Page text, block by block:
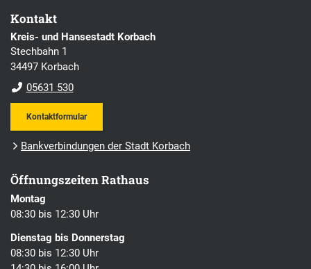
Kontakt
Kreis- und Hansestadt Korbach
Stechbahn 1
34497 Korbach
05631 530
Kontaktformular
Bankverbindungen der Stadt Korbach
Öffnungszeiten Rathaus
Montag
08:30 bis 12:30 Uhr
Dienstag bis Donnerstag
08:30 bis 12:30 Uhr